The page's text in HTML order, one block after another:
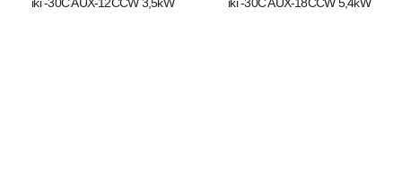
iki -30C AUX-12CCW 3,5kW
iki -30C AUX-18CCW 5,4kW